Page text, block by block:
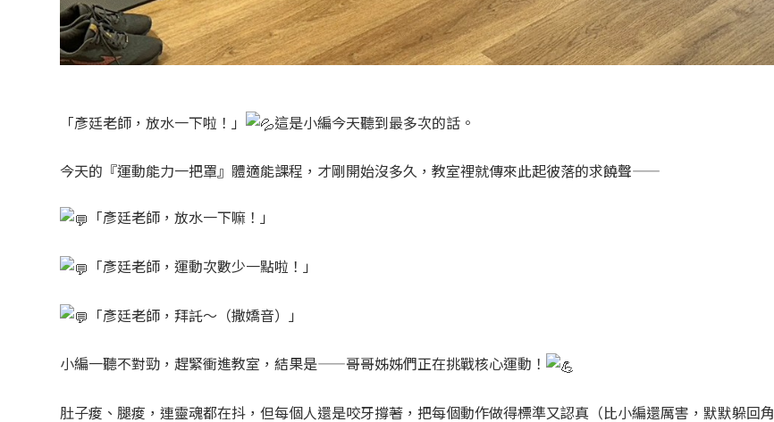
「彥廷老師，放水一下啦！」 這是小編今天聽到最多次的話。
今天的『運動能力一把罩』體適能課程，才剛開始沒多久，教室裡就傳來此起彼落的求饒聲——
「彥廷老師，放水一下嘛！」
「彥廷老師，運動次數少一點啦！」
「彥廷老師，拜託～（撒嬌音）」
小編一聽不對勁，趕緊衝進教室，結果是——哥哥姊姊們正在挑戰核心運動！
肚子痠、腿痠，連靈魂都在抖，但每個人還是咬牙撐著，把每個動作做得標準又認真（比小編還厲害，默默躲回角